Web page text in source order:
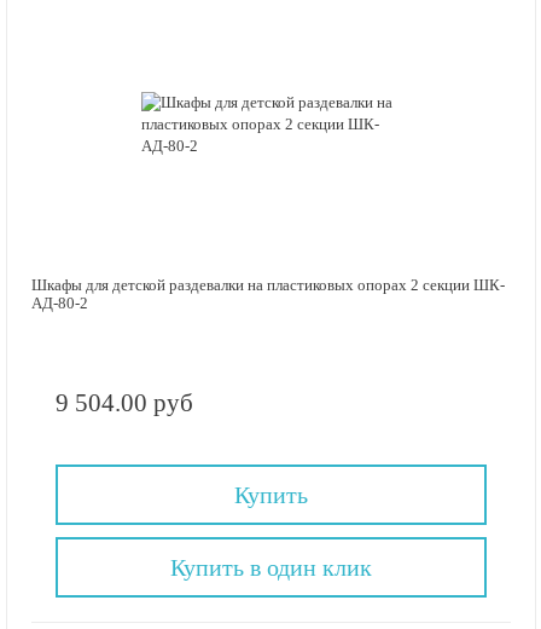
Шкафы для детской раздевалки на пластиковых опорах 2 секции ШК-
АД-80-2
9 504.00 руб
Купить
Купить в один клик